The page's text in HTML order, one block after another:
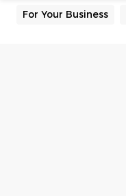
For Your Business